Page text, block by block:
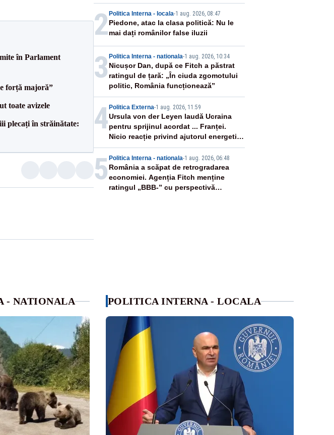
în Parlament
forță majoră”
toate avizele
plecați în străinătate:
România
2 Politica Interna - locala-1 aug. 2026, 08:47
Piedone, atac la clasa politică: Nu le
mai dați românilor false iluzii
3 Politica Interna - nationala-1 aug. 2026, 10:34
Nicușor Dan, după ce Fitch a păstrat
ratingul de țară: „În ciuda zgomotului
politic, România funcționează”
4 Politica Externa-1 aug. 2026, 11:59
Ursula von der Leyen laudă Ucraina
pentru sprijinul acordat ... Franței.
Nicio reacție privind ajutorul energetic
promis României
5 Politica Interna - nationala-1 aug. 2026, 06:48
România a scăpat de retrogradarea
economiei. Agenția Fitch menține
ratingul „BBB-” cu perspectivă
- NATIONALA POLITICA INTERNA - LOCALA